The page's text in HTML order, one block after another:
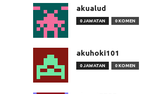
akualud
0 JAWATAN 0 KOMEN
akuhoki101
0 JAWATAN 0 KOMEN